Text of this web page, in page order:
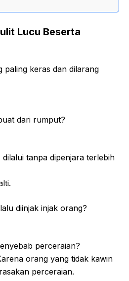
Lucu Beserta
paling keras dan dilarang
dari rumput?
tanpa dipenjara terlebih
diinjak injak orang?
perceraian?
orang yang tidak kawin
perceraian.